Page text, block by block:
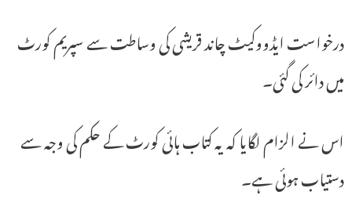
درخواست ایڈووکیٹ چاند قریشی کی وساطت سے سپریم کورٹ
میں دائر کی گئی۔
اس نے الزام لگایا کہ یہ کتاب ہائی کورٹ کے حکم کی وجہ سے
دستیاب ہوئی ہے۔